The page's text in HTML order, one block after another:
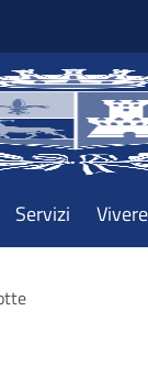
Servizi